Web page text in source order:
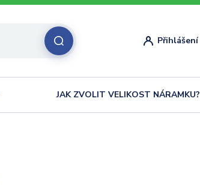
JAK ZVOLIT VELIKOST NÁRAMKU?
Přihlášení